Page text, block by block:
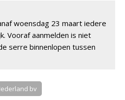
woensdag 23 maart iedere
Vooraf aanmelden is niet
serre binnenlopen tussen
bv